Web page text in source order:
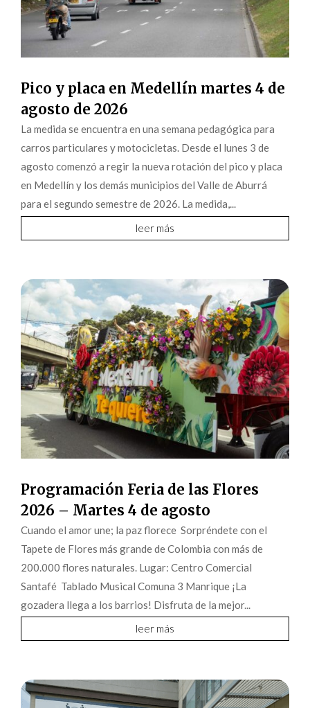
Pico y placa en Medellín martes 4 de
agosto de 2026
La medida se encuentra en una semana pedagógica para
carros particulares y motocicletas. Desde el lunes 3 de
agosto comenzó a regir la nueva rotación del pico y placa
en Medellín y los demás municipios del Valle de Aburrá
para el segundo semestre de 2026. La medida,...
leer más
Programación Feria de las Flores
2026 – Martes 4 de agosto
Cuando el amor une; la paz florece Sorpréndete con el
Tapete de Flores más grande de Colombia con más de
200.000 flores naturales. Lugar: Centro Comercial
Santafé Tablado Musical Comuna 3 Manrique ¡La
gozadera llega a los barrios! Disfruta de la mejor...
leer más